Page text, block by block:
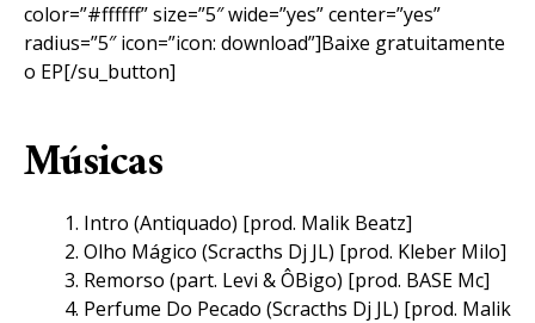
color=”#ffffff” size=”5″ wide=”yes” center=”yes”
radius=”5″ icon=”icon: download”]Baixe gratuitamente
o EP[/su_button]
Músicas
Intro (Antiquado) [prod. Malik Beatz]
Olho Mágico (Scracths Dj JL) [prod. Kleber Milo]
Remorso (part. Levi & ÔBigo) [prod. BASE Mc]
Perfume Do Pecado (Scracths Dj JL) [prod. Malik